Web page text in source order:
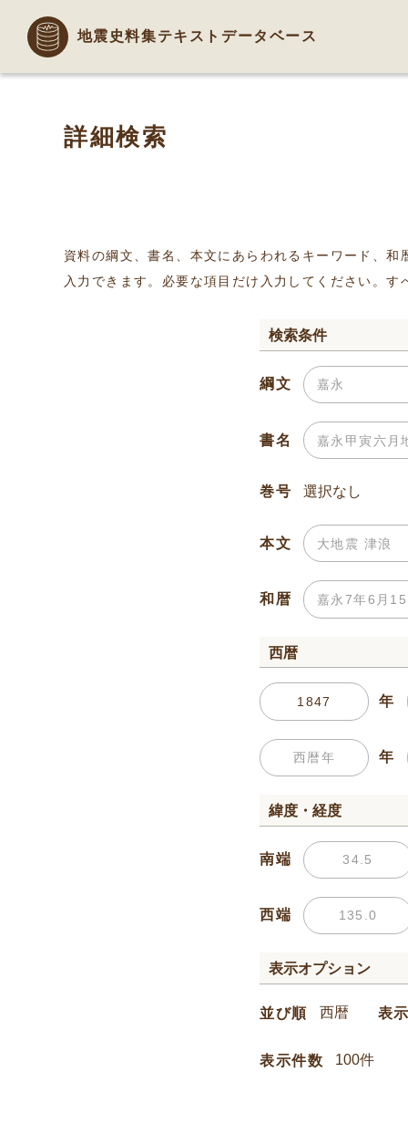
地震史料集テキストデータベース
詳細検索
資料の綱文、書名、本文にあらわれるキーワード、
入力できます。必要な項目だけ入力してください。
検索条件
綱文
書名
巻号
本文
和暦
西暦
年
年
緯度・経度
南端
西端
表示オプション
並び順 表
表示件数